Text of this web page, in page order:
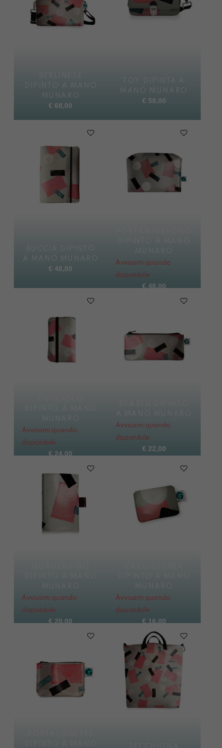
DIPINTO A MANO
MUNARO
€ 68,00
MANO MUNARO
€ 58,00
BUCCIA DIPINTO
A MANO MUNARO
€ 48,00
MUNARO
Avvisami quando
disponibile
€ 48,00
MUNARO
Avvisami quando
disponibile
€ 24,00
Avvisami quando
disponibile
€ 22,00
MUNARO
Avvisami quando
disponibile
€ 20,00
MUNARO
Avvisami quando
disponibile
€ 16,00